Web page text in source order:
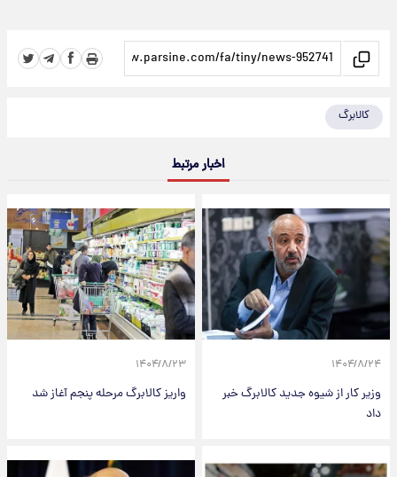
کالابرگ
اخبار مرتبط
۱۴۰۴/۸/۲۴
وزیر کار از شیوه جدید کالابرگ خبر
داد
۱۴۰۴/۸/۲۳
واریز کالابرگ مرحله پنجم آغاز شد